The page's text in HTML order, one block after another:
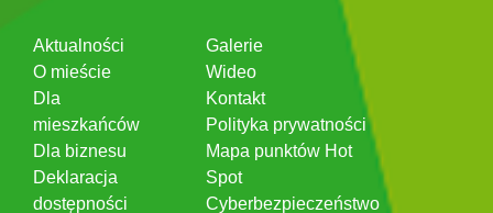
Aktualności
O mieście
Dla
mieszkańców
Dla biznesu
Deklaracja
dostępności
Galerie
Wideo
Kontakt
Polityka prywatności
Mapa punktów Hot
Spot
Cyberbezpieczeństwo